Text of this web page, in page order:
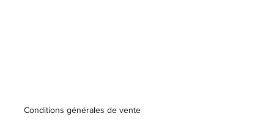
Conditions générales de vente